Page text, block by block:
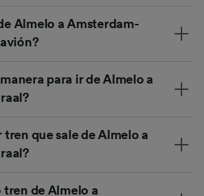
Almelo a Amsterdam-
para ir de Almelo a
tren que sale de Almelo a
tren de Almelo a